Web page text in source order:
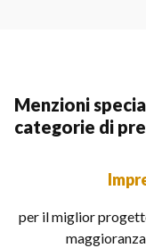
Menzioni
categorie di
per il miglior